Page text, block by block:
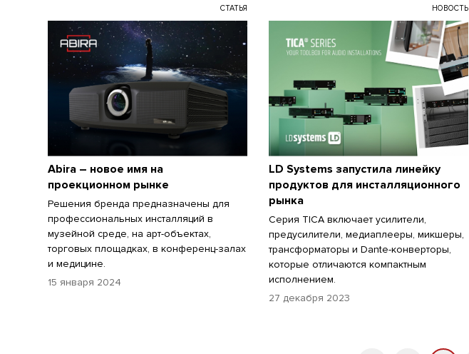
СТАТЬЯ
Abira – новое имя на
проекционном рынке
Решения бренда предназначены для
профессиональных инсталляций в
музейной среде, на арт-объектах,
торговых площадках, в конференц-залах
и медицине.
15 января 2024
НОВОСТЬ
LD Systems запустила линейку
продуктов для инсталляционного
рынка
Серия TICA включает усилители,
предусилители, медиаплееры, микшеры,
трансформаторы и Dante-конверторы,
которые отличаются компактным
исполнением.
27 декабря 2023